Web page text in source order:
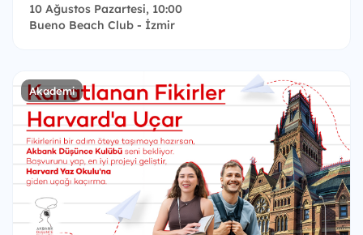
10 Ağustos Pazartesi, 10:00
Bueno Beach Club - İzmir
Akademi